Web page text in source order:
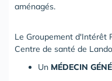
aménagés.
Le Groupement d'Intérêt
Centre de santé de
Un MÉDECIN